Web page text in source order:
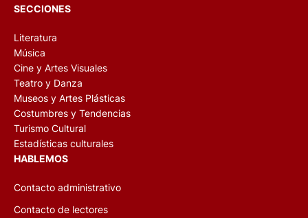
SECCIONES
Literatura
Música
Cine y Artes Visuales
Teatro y Danza
Museos y Artes Plásticas
Costumbres y Tendencias
Turismo Cultural
Estadísticas culturales
HABLEMOS
Contacto administrativo
Contacto de lectores